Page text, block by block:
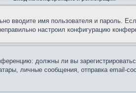
вводите имя пользователя и пароль.
настроил конфигурацию
должны ли вы
личные сообщения, отправка email-